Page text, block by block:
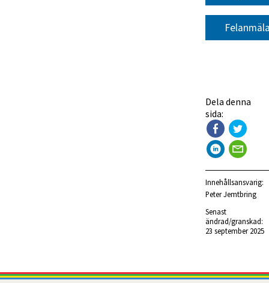
Dela denna
sida:
Innehållsansvarig:
Peter Jemtbring
Senast
23 september 2025